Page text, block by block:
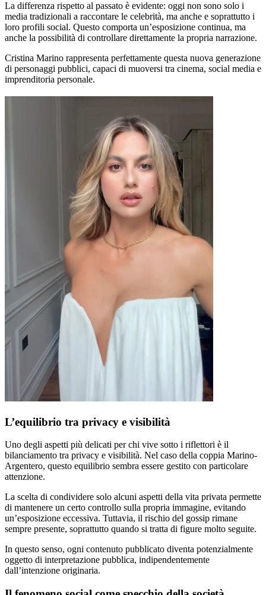
La differenza rispetto al passato è evidente: oggi non sono solo i
media tradizionali a raccontare le celebrità, ma anche e soprattutto i
loro profili social. Questo comporta un’esposizione continua, ma
anche la possibilità di controllare direttamente la propria narrazione.
Cristina Marino rappresenta perfettamente questa nuova generazione
di personaggi pubblici, capaci di muoversi tra cinema, social media e
imprenditoria personale.
L’equilibrio tra privacy e visibilità
Uno degli aspetti più delicati per chi vive sotto i riflettori è il
bilanciamento tra privacy e visibilità. Nel caso della coppia Marino-
Argentero, questo equilibrio sembra essere gestito con particolare
attenzione.
La scelta di condividere solo alcuni aspetti della vita privata permette
di mantenere un certo controllo sulla propria immagine, evitando
un’esposizione eccessiva. Tuttavia, il rischio del gossip rimane
sempre presente, soprattutto quando si tratta di figure molto seguite.
In questo senso, ogni contenuto pubblicato diventa potenzialmente
oggetto di interpretazione pubblica, indipendentemente
dall’intenzione originaria.